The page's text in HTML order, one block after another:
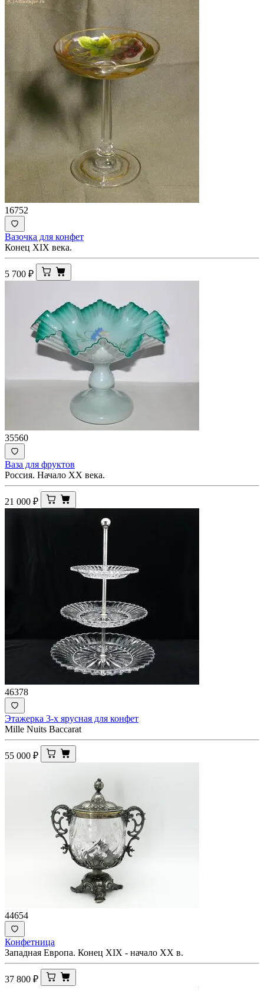
16752
Вазочка для конфет
Конец XIX века.
5 700 ₽
35560
Ваза для фруктов
Россия. Начало XX века.
21 000 ₽
46378
Этажерка 3-х ярусная для конфет
Mille Nuits Bacсаrat
55 000 ₽
44654
Конфетница
Западная Европа. Конец XIX - начало XX в.
37 800 ₽